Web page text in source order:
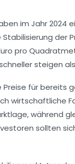
im Jahr 2024
pro
steigen
Preise für
wirtschaftliche
, während
sollten